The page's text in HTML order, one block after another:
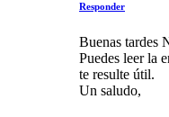
Responder
Buenas tardes
Puedes leer la
te resulte útil.
Un saludo,